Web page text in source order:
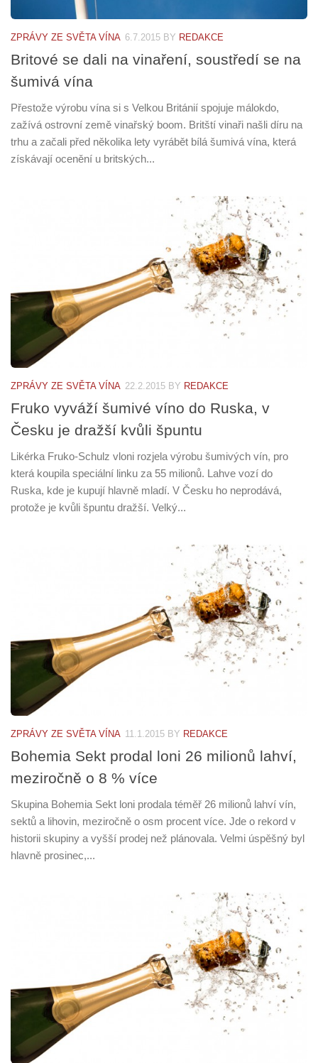
ZPRÁVY ZE SVĚTA VÍNA 6.7.2015 BY REDAKCE
Britové se dali na vinaření, soustředí se na
šumivá vína
Přestože výrobu vína si s Velkou Británií spojuje málokdo,
zažívá ostrovní země vinařský boom. Britští vinaři našli díru na
trhu a začali před několika lety vyrábět bílá šumivá vína, která
získávají ocenění u britských...
ZPRÁVY ZE SVĚTA VÍNA 22.2.2015 BY REDAKCE
Fruko vyváží šumivé víno do Ruska, v
Česku je dražší kvůli špuntu
Likérka Fruko-Schulz vloni rozjela výrobu šumivých vín, pro
která koupila speciální linku za 55 milionů. Lahve vozí do
Ruska, kde je kupují hlavně mladí. V Česku ho neprodává,
protože je kvůli špuntu dražší. Velký...
ZPRÁVY ZE SVĚTA VÍNA 11.1.2015 BY REDAKCE
Bohemia Sekt prodal loni 26 milionů lahví,
meziročně o 8 % více
Skupina Bohemia Sekt loni prodala téměř 26 milionů lahví vín,
sektů a lihovin, meziročně o osm procent více. Jde o rekord v
historii skupiny a vyšší prodej než plánovala. Velmi úspěšný byl
hlavně prosinec,...